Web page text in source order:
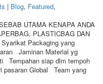
| Blog, Featured,
UTAMA KENAPA ANDA
PLASTICBAG DAN
Packaging yang
Jaminan Material yg
Tempahan siap dlm tempoh
pasaran Global Team yang